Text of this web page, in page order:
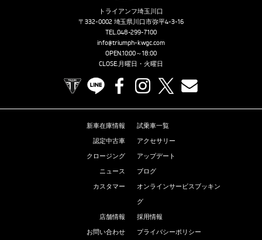
トライアンフ埼玉川口
〒332-0002 埼玉県川口市弥平4-3-16
TEL. 048-299-7100
info@triumph-kwgc.com
OPEN.10:00～18:00
CLOSE.月曜日・火曜日
TRIUMPH OFFICIAL SITE
LINE FacebookInstagram
新車在庫情報
試乗車一覧
認定中古車
アクセサリー
クロージング
アップデート
ニュース
ブログ
カスタマー
オンラインサービスブッキン
グ
店舗情報
採用情報
お問い合わせ
プライバシーポリシー